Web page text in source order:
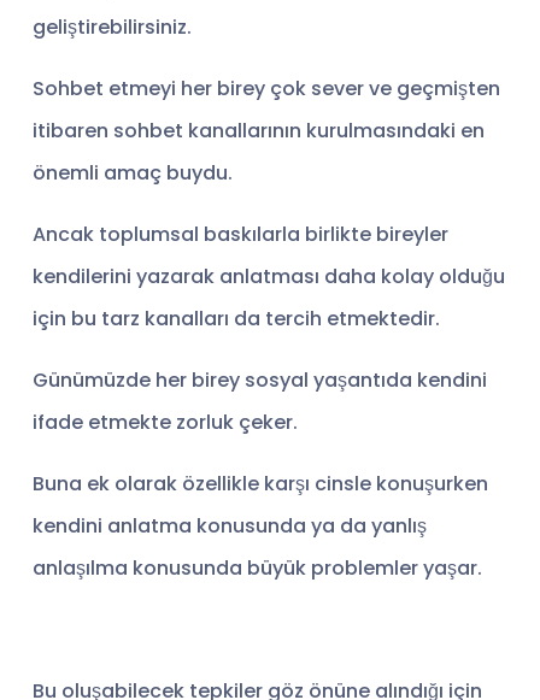
geliştirebilirsiniz.
Sohbet etmeyi her birey çok sever ve geçmişten
itibaren sohbet kanallarının kurulmasındaki en
önemli amaç buydu.
Ancak toplumsal baskılarla birlikte bireyler
kendilerini yazarak anlatması daha kolay olduğu
için bu tarz kanalları da tercih etmektedir.
Günümüzde her birey sosyal yaşantıda kendini
ifade etmekte zorluk çeker.
Buna ek olarak özellikle karşı cinsle konuşurken
kendini anlatma konusunda ya da yanlış
anlaşılma konusunda büyük problemler yaşar.
Bu oluşabilecek tepkiler göz önüne alındığı için